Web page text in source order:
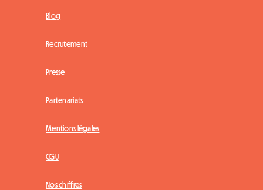
Blog
Recrutement
Presse
Partenariats
Mentions légales
CGU
Nos chiffres